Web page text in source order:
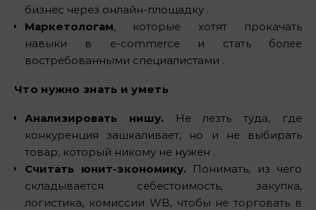
бизнес через онлайн-площадку .
Маркетологам, которые хотят прокачать
навыки в e-commerce и стать более
востребованными специалистами .
Что нужно знать и уметь
Анализировать нишу.Не лезть туда, где
конкуренция зашкаливает, но и не выбирать
товар, который никому не нужен .
Считать юнит-экономику.Понимать, из чего
складывается себестоимость, закупка,
логистика, комиссии WB, чтобы не торговать в